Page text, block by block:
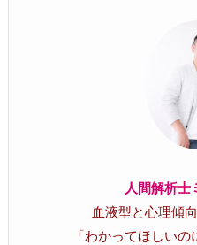
人間解析士
血液型と心理傾
「わかってほしい